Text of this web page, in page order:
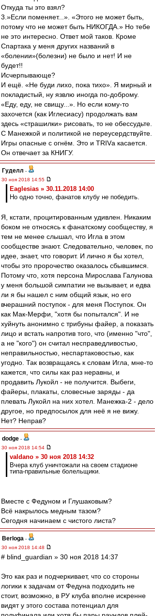
Откуда ты это взял?
3.»Если поменяет...». «Этого не может быть,
потому что не может быть НИКОГДА.» Но тебе
не это интересно. Ответ мой таков. Кроме
Спартака у меня других названий в
«болении»(болезни) не было и нет! И не
будет!!
Исчерпывающе?
И ещё. «Не буди лихо, пока тихо». Я мирный и
покладистый, ну язвлю иногда по-доброму.
«Еду, еду, не свищу...». Но если кому-то
захочется (как Иглесиасу) продолжать вам
здесь «страшилки» рисовать, то не обессудьте.
С Манежкой и политикой не переусердствуйте.
Игры опасные с огнём. Это и TRIVа касается.
Он отвечает за КНИГУ.
Гуделл -
30 ноя 2018 14:55
Eaglesias » 30.11.2018 14:00
Но одно точно, фанатов клубу не победить.
Я, кстати, процитированным удивлен. Никаким
боком не относясь к фанатскому сообществу, я
тем не менее слышал, что Игла в этом
сообществе знают. Следовательно, человек, по
идее, знает, что говорит. И лично я бы хотел,
чтобы это пророчество оказалось сбывшимся.
Потому что, хотя персона Мирослава Галунова
у меня большой симпатии не вызывает, и едва
ли я бы нашел с ним общий язык, но его
вчерашний поступок - для меня Поступок. Он
как Мак-Мерфи, "хотя бы попытался". И не
хуйнуть анонимно с трибуны файер, а показать
лицо и встать напротив того, что (именно "что",
а не "кого") он считал несправедливостью,
неправильностью, неспартаковостью, как
угодно. Так возвращаясь к словам Игла, мне-то
кажется, что силы как раз неравны, и
продавить Лукойл - не получится. Выбеги,
файеры, плакаты, словесные заряды - да
плевать Лукойл на них хотел. Манежка-2 - дело
другое, но предпосылок для неё я не вижу.
Нет? Неправ?
dodge -
30 ноя 2018 14:54
valdano » 30 ноя 2018 14:32
Вчера клуб уничтожали на своем стадионе
типа-правильные болельщики.
Вместе с Федуном и Глушаковым?
Всё накрылось медным тазом?
Сегодня начинаем с чистого листа?
Berloga -
30 ноя 2018 14:48
# blind_guardian » 30 ноя 2018 14:37
Это как раз и подчеркивает, что со стороны
логики к задачам от Федуна подходить не
стоит, возможно, в РУ клуба вполне искренне
видят у этого состава потенциал для